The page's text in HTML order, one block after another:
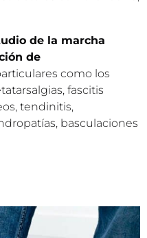
de la marcha
de
como los
fascitis
tendinitis,
basculaciones